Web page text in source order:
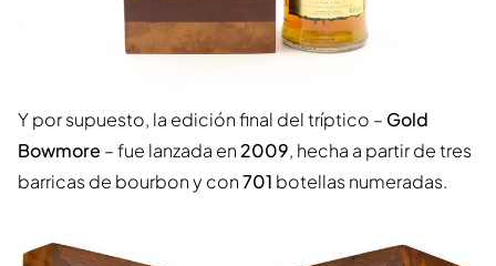
Y por supuesto, la edición final del tríptico – Gold
Bowmore – fue lanzada en 2009, hecha a partir de tres
barricas de bourbon y con701 botellas numeradas.